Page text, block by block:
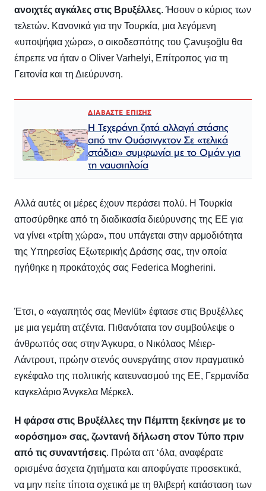
ανοιχτές αγκάλες στις Βρυξέλλες. Ήσουν ο κύριος των
τελετών. Κανονικά για την Τουρκία, μια λεγόμενη
«υποψήφια χώρα», ο οικοδεσπότης του Çavuşoğlu θα
έπρεπε να ήταν ο Oliver Varhelyi, Επίτροπος για τη
Γειτονία και τη Διεύρυνση.
ΔΙΑΒΑΣΤΕ ΕΠΙΣΗΣ
Η Τεχεράνη ζητά αλλαγή στάσης
από την Ουάσινγκτον Σε «τελικά
στάδια» συμφωνία με το Ομάν για
τη ναυσιπλοία
Αλλά αυτές οι μέρες έχουν περάσει πολύ. Η Τουρκία
αποσύρθηκε από τη διαδικασία διεύρυνσης της ΕΕ για
να γίνει «τρίτη χώρα», που υπάγεται στην αρμοδιότητα
της Υπηρεσίας Εξωτερικής Δράσης σας, την οποία
ηγήθηκε η προκάτοχός σας Federica Mogherini.
Έτσι, ο «αγαπητός σας Mevlüt» έφτασε στις Βρυξέλλες
με μια γεμάτη ατζέντα. Πιθανότατα τον συμβούλεψε ο
άνθρωπός σας στην Άγκυρα, ο Νικόλαος Μέιερ-
Λάντρουτ, πρώην στενός συνεργάτης στον πραγματικό
εγκέφαλο της πολιτικής κατευνασμού της ΕΕ, Γερμανίδα
καγκελάριο Άνγκελα Μέρκελ.
Η φάρσα στις Βρυξέλλες την Πέμπτη ξεκίνησε με το
«ορόσημο» σας, ζωντανή δήλωση στον Τύπο πριν
από τις συναντήσεις. Πρώτα απ ‘όλα, αναφέρατε
ορισμένα άσχετα ζητήματα και αποφύγατε προσεκτικά,
να μην πείτε τίποτα σχετικά με τη θλιβερή κατάσταση των